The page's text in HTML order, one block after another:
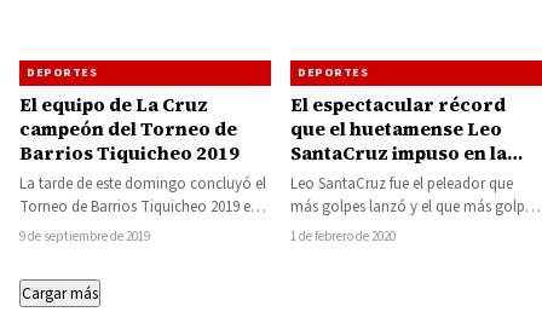
DEPORTES
El equipo de La Cruz
campeón del Torneo de
Barrios Tiquicheo 2019
La tarde de este domingo concluyó el
Torneo de Barrios Tiquicheo 2019 en
su trigésima quinta edición,
9 de septiembre de 2019
DEPORTES
El espectacular récord
que el huetamense Leo
SantaCruz impuso en la
década
Leo SantaCruz fue el peleador que
más golpes lanzó y el que más golpes
conectó en la década…
1 de febrero de 2020
Cargar más